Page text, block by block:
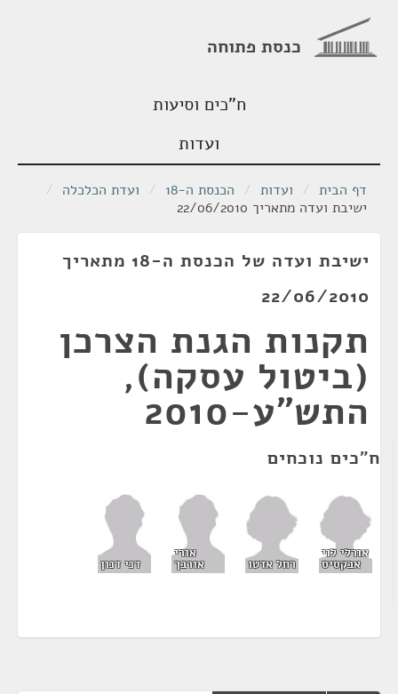
כנסת פתוחה
ח"כים וסיעות
ועדות
דף הבית / ועדות / הכנסת ה-18 / ועדת הכלכלה /
ישיבת ועדה מתאריך 22/06/2010
ישיבת ועדה של הכנסת ה-18 מתאריך
22/06/2010
תקנות הגנת הצרכן
(ביטול עסקה),
התש"ע-2010
ח"כים נוכחים
אורלי לוי
אבקסיס רחל אדטו
אורי
אורבך דני דנון